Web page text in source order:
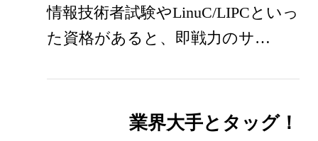
情報技術者試験やLinuC/LIPCといっ
た資格があると、即戦力のサ…
業界大手とタッグ！